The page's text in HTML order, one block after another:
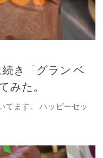
き「グラン ベ
みた。
てます。 ハッピーセッ